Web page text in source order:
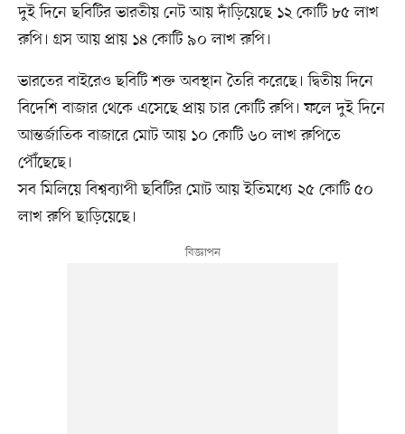
দুই দিনে ছবিটির ভারতীয় নেট আয় দাঁড়িয়েছে ১২ কোটি ৮৫ লাখ
রুপি। গ্রস আয় প্রায় ১৪ কোটি ৯০ লাখ রুপি।
ভারতের বাইরেও ছবিটি শক্ত অবস্থান তৈরি করেছে। দ্বিতীয় দিনে
বিদেশি বাজার থেকে এসেছে প্রায় চার কোটি রুপি। ফলে দুই দিনে
আন্তর্জাতিক বাজারে মোট আয় ১০ কোটি ৬০ লাখ রুপিতে
পৌঁছেছে।
সব মিলিয়ে বিশ্বব্যাপী ছবিটির মোট আয় ইতিমধ্যে ২৫ কোটি ৫০
লাখ রুপি ছাড়িয়েছে।